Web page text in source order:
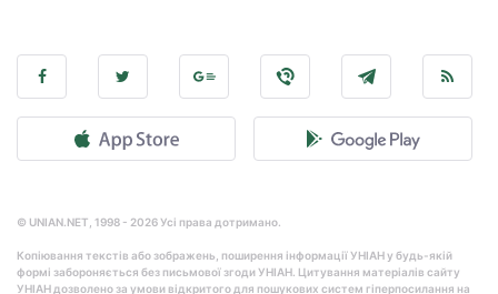
© UNIAN.NET, 1998 - 2026 Усі права дотримано.
Копіювання текстів або зображень, поширення інформації УНІАН у будь-якій
формі забороняється без письмової згоди УНІАН. Цитування матеріалів сайту
УНІАН дозволено за умови відкритого для пошукових систем гіперпосилання на